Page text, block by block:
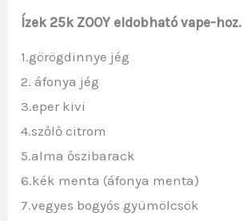
Ízek 25k ZOOY eldobható vape-hoz.
1.görögdinnye jég
2. áfonya jég
3.eper kivi
4.szőlő citrom
5.alma őszibarack
6.kék menta (áfonya menta)
7.vegyes bogyós gyümölcsök